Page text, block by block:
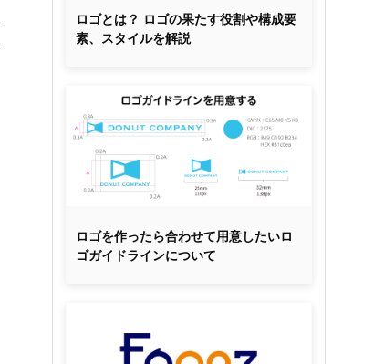
ロゴとは？ ロゴの果たす役割や構成要
素、スタイルを解説
ロゴを作ったら合わせて用意したいロ
ゴガイドラインについて